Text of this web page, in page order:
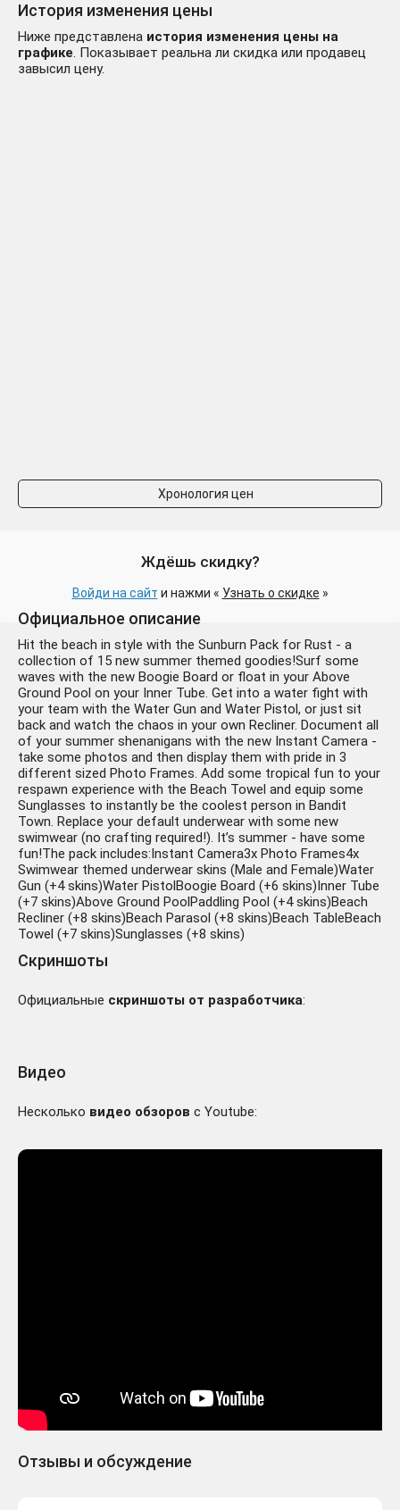
История изменения цены
Ниже представлена история изменения цены на
графике. Показывает реальна ли скидка или продавец
завысил цену.
Хронология цен
Ждёшь скидку?
Войди на сайт и нажми « Узнать о скидке »
Официальное описание
Hit the beach in style with the Sunburn Pack for Rust - a
collection of 15 new summer themed goodies!Surf some
waves with the new Boogie Board or float in your Above
Ground Pool on your Inner Tube. Get into a water fight with
your team with the Water Gun and Water Pistol, or just sit
back and watch the chaos in your own Recliner. Document all
of your summer shenanigans with the new Instant Camera -
take some photos and then display them with pride in 3
different sized Photo Frames. Add some tropical fun to your
respawn experience with the Beach Towel and equip some
Sunglasses to instantly be the coolest person in Bandit
Town. Replace your default underwear with some new
swimwear (no crafting required!). It’s summer - have some
fun!The pack includes:Instant Camera3x Photo Frames4x
Swimwear themed underwear skins (Male and Female)Water
Gun (+4 skins)Water PistolBoogie Board (+6 skins)Inner Tube
(+7 skins)Above Ground PoolPaddling Pool (+4 skins)Beach
Recliner (+8 skins)Beach Parasol (+8 skins)Beach TableBeach
Towel (+7 skins)Sunglasses (+8 skins)
Скриншоты
Официальные скриншоты от разработчика:
Видео
Несколько видео обзоров с Youtube:
Отзывы и обсуждение